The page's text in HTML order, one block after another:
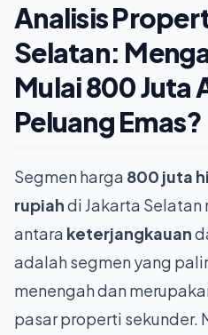
Analisis
Selatan:
Mulai 800 Juta
Peluang Emas?
Segmen harga 800 juta
rupiahdi Jakarta
antara keterjangkauan
adalah segmen yang
menengah dan
pasar properti sekunder.